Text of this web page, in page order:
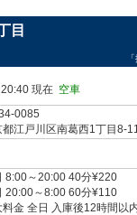
目
現在 空車
0085
都江戸川区南葛西1丁目8-
8:00～20:00 40分¥220
20:00～8:00 60分¥110
料金 全日 入庫後12時間以